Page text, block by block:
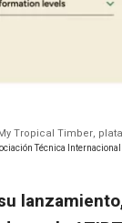
Tropical Timber,
Técnica